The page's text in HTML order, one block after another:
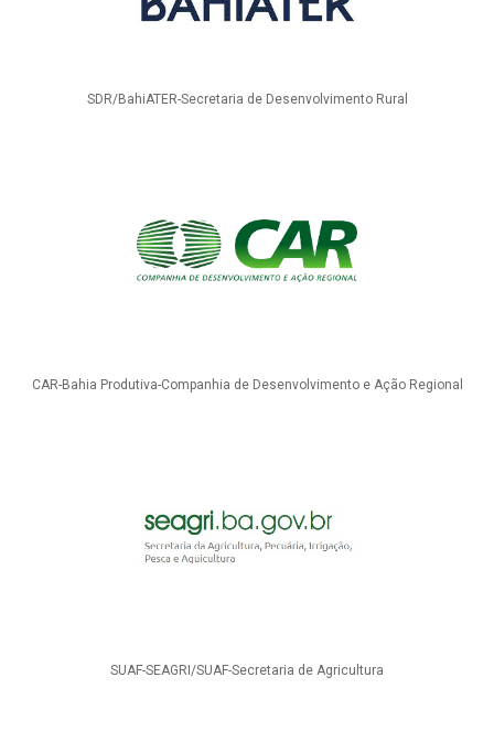
SDR/BahiATER-Secretaria de Desenvolvimento Rural
CAR-Bahia Produtiva-Companhia de Desenvolvimento e Ação Regional
SUAF-SEAGRI/SUAF-Secretaria de Agricultura